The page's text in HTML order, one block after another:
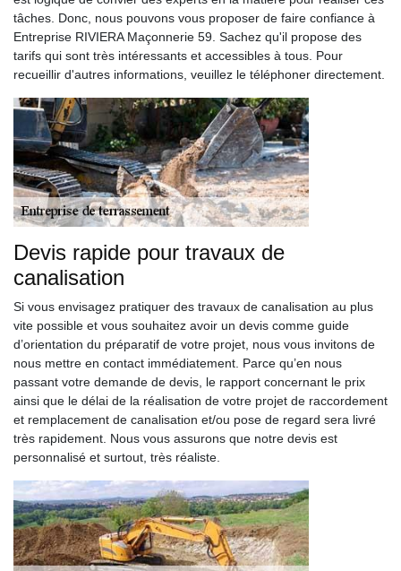
tâches. Donc, nous pouvons vous proposer de faire confiance à
Entreprise RIVIERA Maçonnerie 59. Sachez qu'il propose des
tarifs qui sont très intéressants et accessibles à tous. Pour
recueillir d'autres informations, veuillez le téléphoner directement.
Devis rapide pour travaux de
canalisation
Si vous envisagez pratiquer des travaux de canalisation au plus
vite possible et vous souhaitez avoir un devis comme guide
d’orientation du préparatif de votre projet, nous vous invitons de
nous mettre en contact immédiatement. Parce qu’en nous
passant votre demande de devis, le rapport concernant le prix
ainsi que le délai de la réalisation de votre projet de raccordement
et remplacement de canalisation et/ou pose de regard sera livré
très rapidement. Nous vous assurons que notre devis est
personnalisé et surtout, très réaliste.